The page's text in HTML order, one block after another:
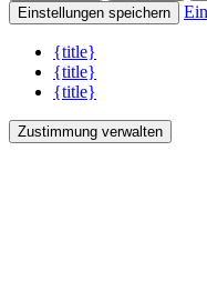
Einstellungen speichern
{title}
{title}
{title}
Zustimmung verwalten